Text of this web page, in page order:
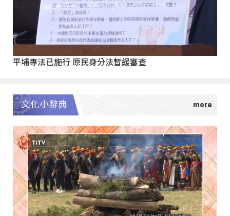
平埔專法已施行 原民身分法暫緩審查
文化小辭典